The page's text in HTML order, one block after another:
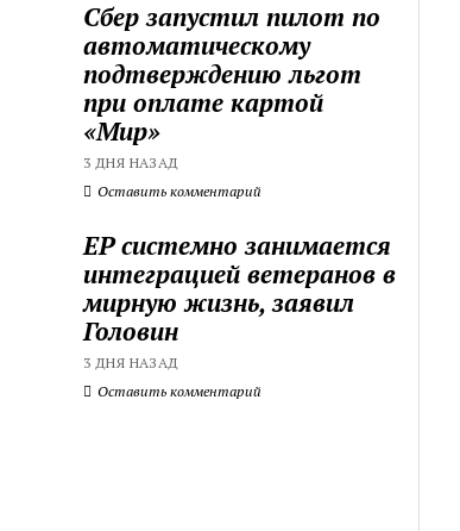
Сбер запустил пилот по
автоматическому
подтверждению льгот
при оплате картой
«Мир»
3 ДНЯ НАЗАД
Оставить комментарий
ЕР системно занимается
интеграцией ветеранов в
мирную жизнь, заявил
Головин
3 ДНЯ НАЗАД
Оставить комментарий